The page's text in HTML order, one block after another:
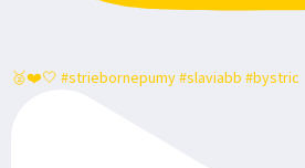
🥈❤️🤍 #striebornepumy #slaviabb #bystric